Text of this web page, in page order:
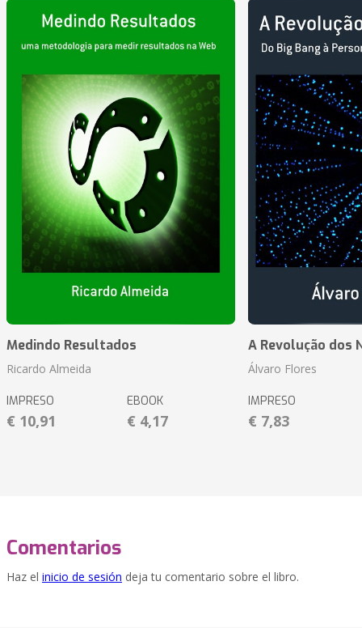
Medindo Resultados
Ricardo Almeida
IMPRESO
€ 10,91
EBOOK
€ 4,17
A Revolução dos
Álvaro Flores
IMPRESO
€ 7,83
Comentarios
Haz el inicio de sesión deja tu comentario sobre el libro.